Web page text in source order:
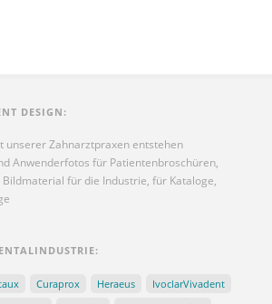
DESIGN:
unserer Zahnarztpraxen entstehen
Anwenderfotos für Patientenbroschüren,
für die Industrie, für Kataloge,
Curaprox Heraeus
IvoclarVivadent